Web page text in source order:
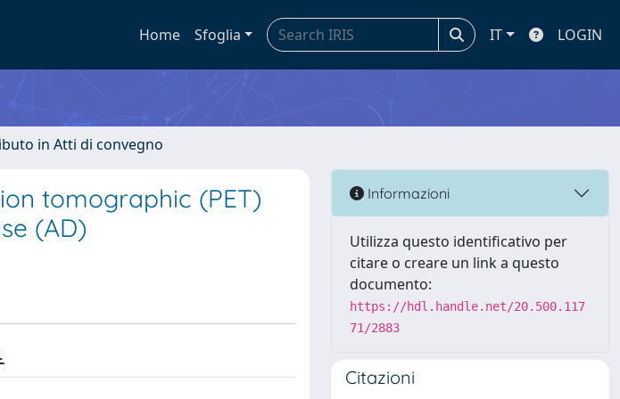
Home Sfoglia IT LOGIN
in Atti di convegno
tomographic (PET)
(AD)
Informazioni
Utilizza questo identificativo per
citare o creare un link a questo
documento:
https://hdl.handle.net/20.500.117
71/2883
Citazioni